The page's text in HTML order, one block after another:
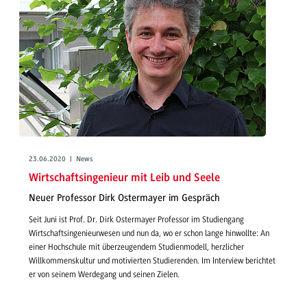
23.06.2020 | News
Wirtschaftsingenieur mit Leib und Seele
Neuer Professor Dirk Ostermayer im Gespräch
Seit Juni ist Prof. Dr. Dirk Ostermayer Professor im Studiengang
Wirtschaftsingenieurwesen und nun da, wo er schon lange hinwollte: An
einer Hochschule mit überzeugendem Studienmodell, herzlicher
Willkommenskultur und motivierten Studierenden. Im Interview berichtet
er von seinem Werdegang und seinen Zielen.